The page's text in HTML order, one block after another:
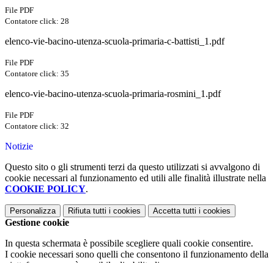
File PDF
Contatore click: 28
elenco-vie-bacino-utenza-scuola-primaria-c-battisti_1.pdf
File PDF
Contatore click: 35
elenco-vie-bacino-utenza-scuola-primaria-rosmini_1.pdf
File PDF
Contatore click: 32
Notizie
Questo sito o gli strumenti terzi da questo utilizzati si avvalgono di
cookie necessari al funzionamento ed utili alle finalità illustrate nella
COOKIE POLICY.
Personalizza Rifiuta tutti i cookies Accetta tutti i cookies
Gestione cookie
In questa schermata è possibile scegliere quali cookie consentire.
I cookie necessari sono quelli che consentono il funzionamento della